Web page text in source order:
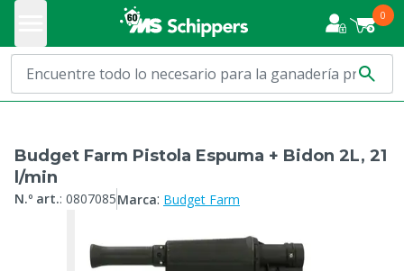
0
Budget Farm Pistola Espuma + Bidon 2L, 21
l/min
N.º art.: 0807085Marca: Budget Farm